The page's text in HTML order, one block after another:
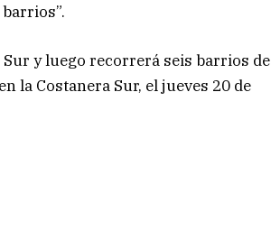
y luego recorrerá seis barrios de
la Costanera Sur, el jueves 20 de